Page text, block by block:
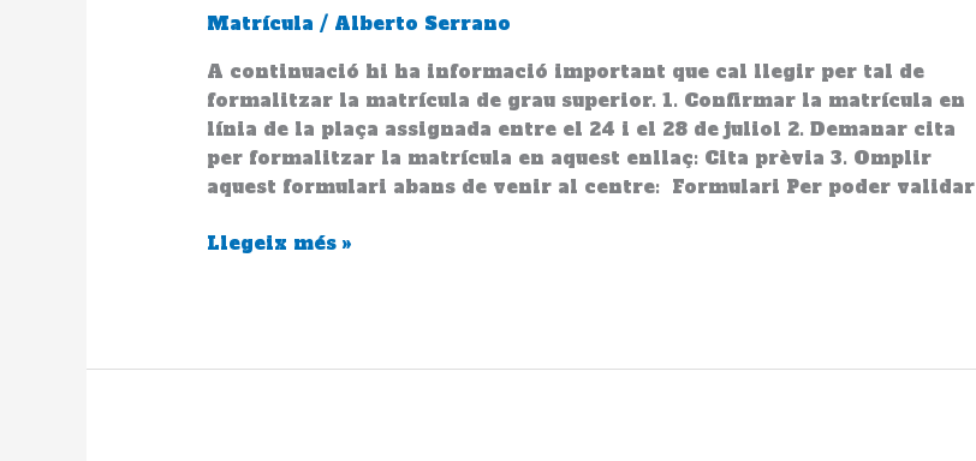
Matrícula / Alberto Serrano
A continuació hi ha informació important que cal llegir per tal de
formalitzar la matrícula de grau superior. 1. Confirmar la matrícula en
línia de la plaça assignada entre el 24 i el 28 de juliol 2. Demanar cita
per formalitzar la matrícula en aquest enllaç: Cita prèvia 3. Omplir
aquest formulari abans de venir al centre: Formulari Per poder validar
de
Superior
curs
26-
27
–
TANDA
Llegeix més »